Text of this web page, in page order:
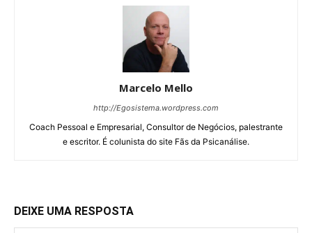
Marcelo Mello
http://Egosistema.wordpress.com
Coach Pessoal e Empresarial, Consultor de Negócios, palestrante
e escritor. É colunista do site Fãs da Psicanálise.
DEIXE UMA RESPOSTA